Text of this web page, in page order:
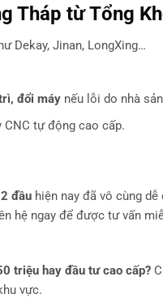
Tháp từ Tổng
Dekay, Jinan, LongXing…
đổi máy nếu lỗi do nhà
tự động cao cấp.
đầu hiện nay đã vô cùng
hệ ngay để được tư vấn
triệu hay đầu tư cao cấp?
vực.